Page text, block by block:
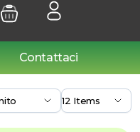
Contattaci